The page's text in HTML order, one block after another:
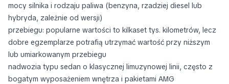
mocy silnika i rodzaju paliwa (benzyna, rzadziej diesel lub
hybryda, zależnie od wersji)
przebiegu: popularne wartości to kilkaset tys. kilometrów, lecz
dobre egzemplarze potrafią utrzymać wartość przy niższym
lub umiarkowanym przebiegu
nadwozia typu sedan o klasycznej limuzynowej linii, często z
bogatym wyposażeniem wnętrza i pakietami AMG